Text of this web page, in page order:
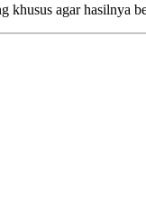
khusus agar hasilnya